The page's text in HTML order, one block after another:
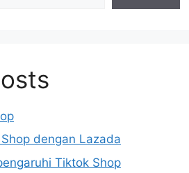
dengan Lazada
Tiktok Shop